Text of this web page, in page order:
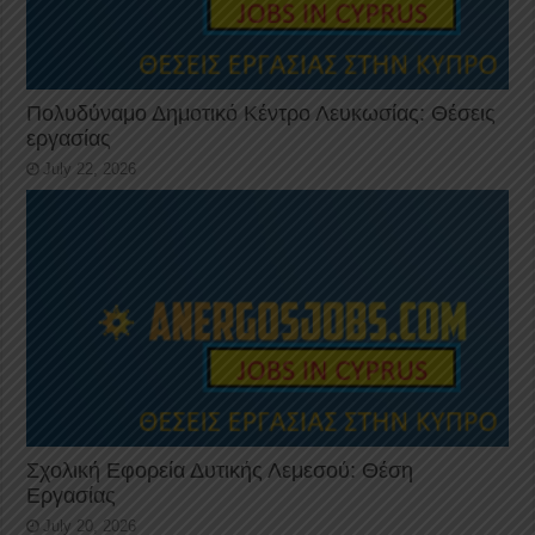
Πολυδύναμο Δημοτικό Κέντρο Λευκωσίας: Θέσεις
εργασίας
July 22, 2026
Σχολική Εφορεία Δυτικής Λεμεσού: Θέση
Εργασίας
July 20, 2026